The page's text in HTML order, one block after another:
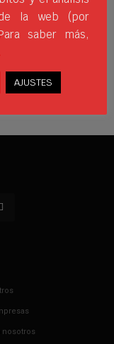
LOGÍSTICA
ROBOT
nosotros
la web (por
saber más,
AJUSTES